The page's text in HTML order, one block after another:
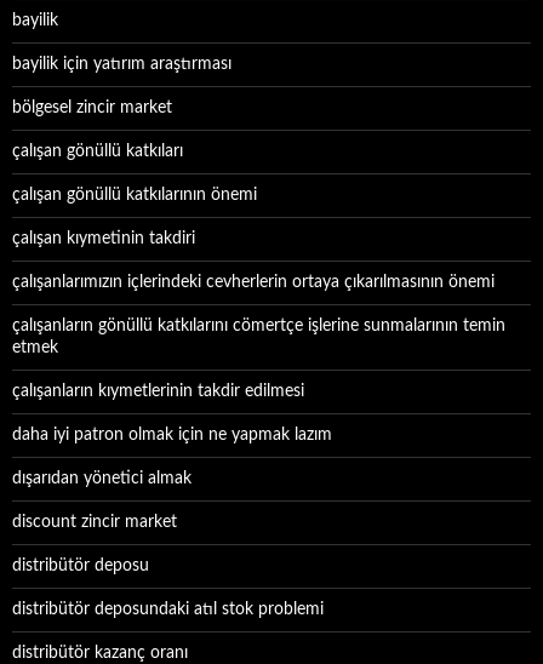
bayilik
bayilik için yatırım araştırması
bölgesel zincir market
çalışan gönüllü katkıları
çalışan gönüllü katkılarının önemi
çalışan kıymetinin takdiri
çalışanlarımızın içlerindeki cevherlerin ortaya çıkarılmasının önemi
çalışanların gönüllü katkılarını cömertçe işlerine sunmalarının temin
etmek
çalışanların kıymetlerinin takdir edilmesi
daha iyi patron olmak için ne yapmak lazım
dışarıdan yönetici almak
discount zincir market
distribütör deposu
distribütör deposundaki atıl stok problemi
distribütör kazanç oranı